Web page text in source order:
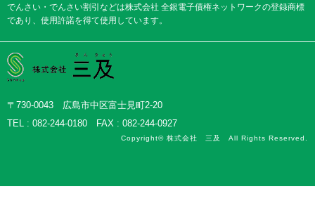
でんさい・でんさい割引などは株式会社 全銀電子債権ネットワークの登録商標
であり、使用許諾を得て使用しています。
株式会社三及
〒730-0043 広島市中区富士見町2-20
TEL : 082-244-0180 FAX : 082-244-0927
Copyright© 株式会社 三及 All Rights Reserved.